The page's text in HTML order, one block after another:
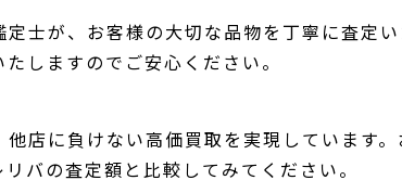
士が、お客様の大切な品物を丁寧に査定
しますのでご安心ください。
店に負けない高価買取を実現しています
バの査定額と比較してみてください。